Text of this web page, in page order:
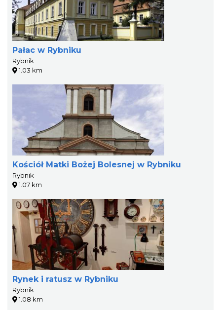
Pałac w Rybniku
Rybnik
1.03 km
Kościół Matki Bożej Bolesnej w Rybniku
Rybnik
1.07 km
Rynek i ratusz w Rybniku
Rybnik
1.08 km